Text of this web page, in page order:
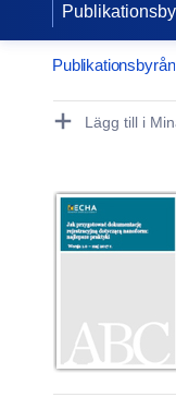
Publikationsbyrån
Lägg till i